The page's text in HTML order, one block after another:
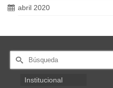
abril 2020
Buscar
por:
Institucional